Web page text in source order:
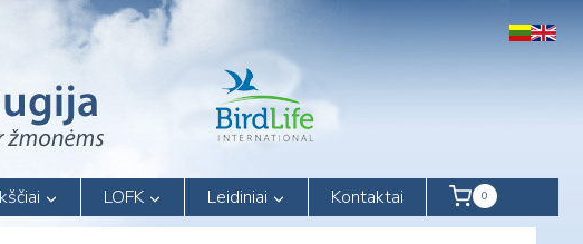
LOFK Leidiniai Kontaktai 0